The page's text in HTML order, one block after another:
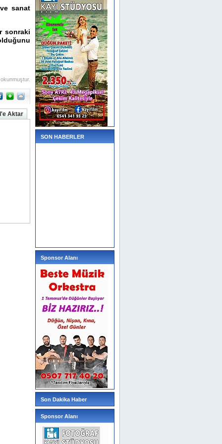
sanat
sonraki
Aktar
SON HABERLER
Sponsor Alanı
Son Dakika Haber
Sponsor Alanı